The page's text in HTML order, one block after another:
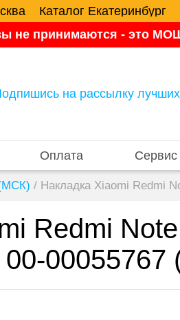
Каталог Екатеринбург
не принимаются - это
на рассылку
Оплата Сервис
/ Накладка Xiaomi Redmi
Redmi
00-